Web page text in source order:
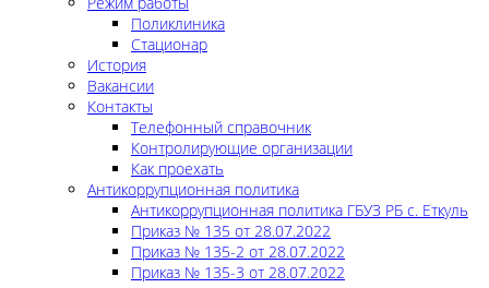
Поликлиника
Стационар
История
Вакансии
Контакты
Телефонный справочник
Контролирующие организации
Как проехать
Антикоррупционная политика
Антикоррупционная политика ГБУЗ РБ с. Еткуль
Приказ № 135 от 28.07.2022
Приказ № 135-2 от 28.07.2022
Приказ № 135-3 от 28.07.2022